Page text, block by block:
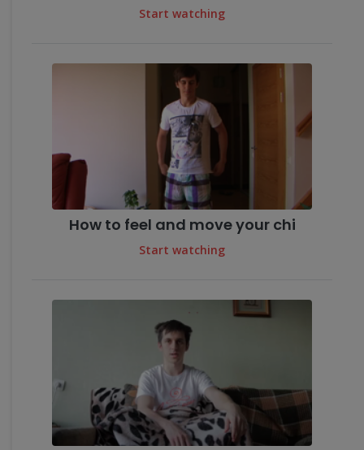
Start watching
How to feel and move your chi
Start watching